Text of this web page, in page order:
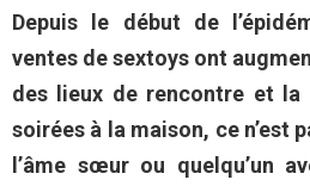
Depuis le début de
ventes de sextoys ont
des lieux de rencontre et
soirées à la maison, ce n’est
l’âme sœur ou quelqu’un